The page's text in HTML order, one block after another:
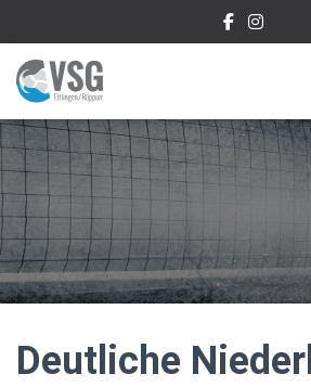
Deutliche